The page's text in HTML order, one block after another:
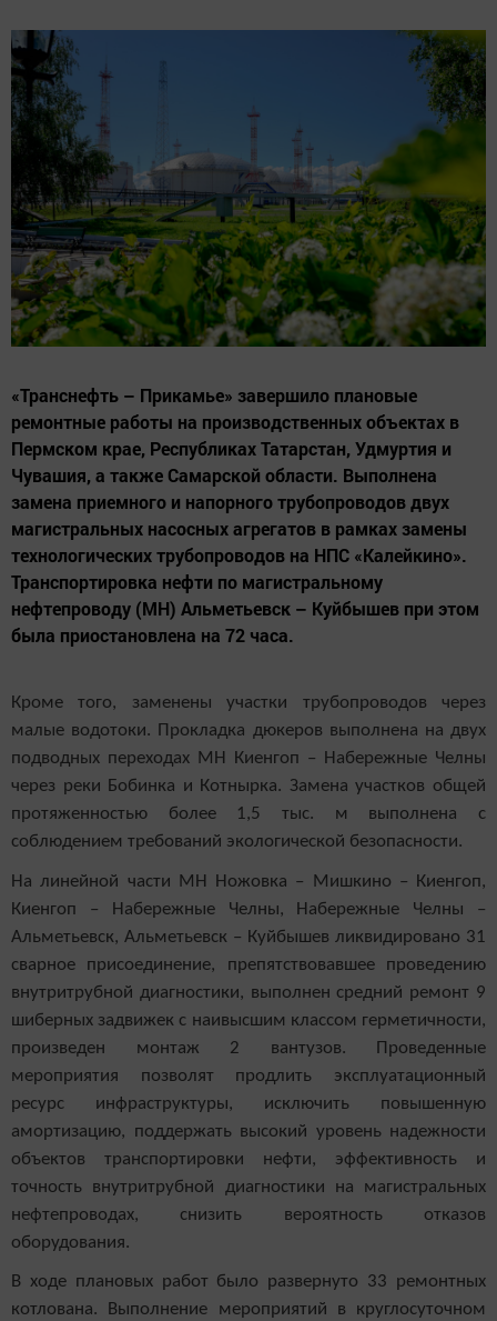
«Транснефть – Прикамье» завершило плановые
ремонтные работы на производственных объектах в
Пермском крае, Республиках Татарстан, Удмуртия и
Чувашия, а также Самарской области. Выполнена
замена приемного и напорного трубопроводов двух
магистральных насосных агрегатов в рамках замены
технологических трубопроводов на НПС «Калейкино».
Транспортировка нефти по магистральному
нефтепроводу (МН) Альметьевск – Куйбышев при этом
была приостановлена на 72 часа.
Кроме того, заменены участки трубопроводов через
малые водотоки. Прокладка дюкеров выполнена на двух
подводных переходах МН Киенгоп – Набережные Челны
через реки Бобинка и Котнырка. Замена участков общей
протяженностью более 1,5 тыс. м выполнена с
соблюдением требований экологической безопасности.
На линейной части МН Ножовка – Мишкино – Киенгоп,
Киенгоп – Набережные Челны, Набережные Челны –
Альметьевск, Альметьевск – Куйбышев ликвидировано 31
сварное присоединение, препятствовавшее проведению
внутритрубной диагностики, выполнен средний ремонт 9
шиберных задвижек с наивысшим классом герметичности,
произведен монтаж 2 вантузов. Проведенные
мероприятия позволят продлить эксплуатационный
ресурс инфраструктуры, исключить повышенную
амортизацию, поддержать высокий уровень надежности
объектов транспортировки нефти, эффективность и
точность внутритрубной диагностики на магистральных
нефтепроводах, снизить вероятность отказов
оборудования.
В ходе плановых работ было развернуто 33 ремонтных
котлована. Выполнение мероприятий в круглосуточном